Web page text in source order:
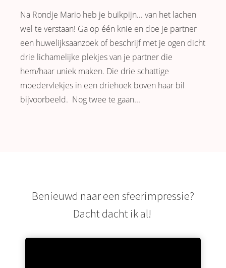
Na Rondje Mario heb je buikpijn... van het lachen
wel te verstaan! Ga op één knie en doe je partner
een huwelijksaanzoek of beschrijf met je ogen dicht
drie lichamelijke plekjes van je partner die
hem/haar uniek maken. Die drie schattige
moedervlekjes in een driehoek boven haar bil
bijvoorbeeld. Nog twee te gaan...
Benieuwd naar een sfeerimpressie?
Dacht dacht ik al!